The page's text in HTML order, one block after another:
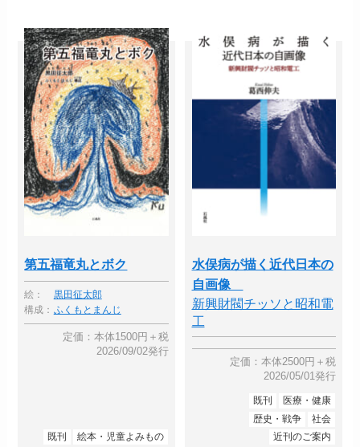
第五福竜丸とボク
絵：
黒田征太郎
構成： ふくもとまんじ
定価：本体1500円＋税
2026/09/02発行
既刊 絵本・児童よみもの
水俣病が描く近代日本の
自画像
新興財閥チッソと昭和電
工
定価：本体2500円＋税
2026/05/01発行
既刊
医療・健康
歴史・戦争
社会
近刊のご案内